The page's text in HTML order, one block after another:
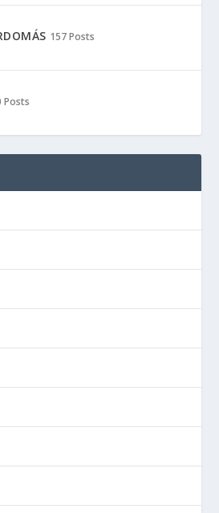
157 Posts
Posts